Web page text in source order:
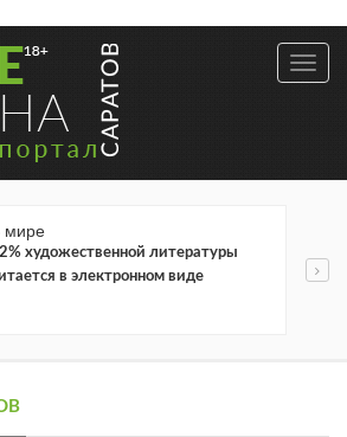
мире
художественной литературы
в электронном виде